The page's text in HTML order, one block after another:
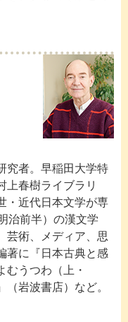
究者。早稲田大学特
上春樹ライブラリ
・近代日本文学が専
治前半）の漢文学
芸術、メディア、思
著に『日本古典と感
むうつわ（上・
岩波書店）など。